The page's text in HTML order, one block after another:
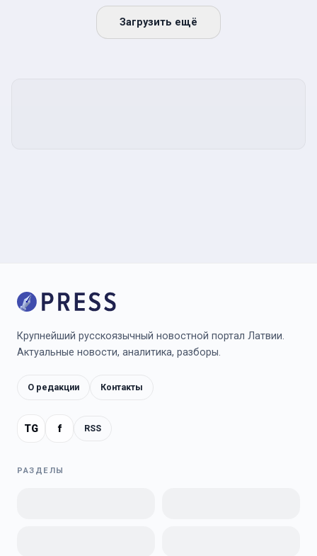
Загрузить ещё
Крупнейший русскоязычный новостной портал Латвии.
Актуальные новости, аналитика, разборы.
О редакции Контакты
TG f RSS
РАЗДЕЛЫ